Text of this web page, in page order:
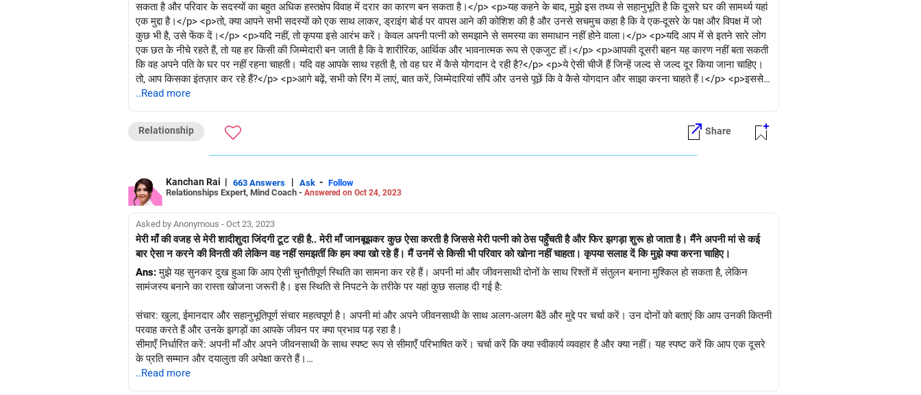
सकता है और परिवार के सदस्यों का बहुत अधिक हस्तक्षेप विवाह में दरार का कारण बन सकता है।</p> <p>यह कहने के बाद, मुझे इस तथ्य से सहानुभूति है कि दूसरे घर की सामर्थ्य यहां
एक मुद्दा है।</p> <p>तो, क्या आपने सभी सदस्यों को एक साथ लाकर, ड्राइंग बोर्ड पर वापस आने की कोशिश की है और उनसे सचमुच कहा है कि वे एक-दूसरे के पक्ष और विपक्ष में जो
कुछ भी है, उसे फेंक दें।</p> <p>यदि नहीं, तो कृपया इसे आरंभ करें। केवल अपनी पत्नी को समझाने से समस्या का समाधान नहीं होने वाला।</p> <p>यदि आप में से इतने सारे लोग
एक छत के नीचे रहते हैं, तो यह हर किसी की जिम्मेदारी बन जाती है कि वे शारीरिक, आर्थिक और भावनात्मक रूप से एकजुट हों।</p> <p>आपकी दूसरी बहन यह कारण नहीं बता सकती
कि वह अपने पति के घर पर नहीं रहना चाहती। यदि वह आपके साथ रहती है, तो वह घर में कैसे योगदान दे रही है?</p> <p>ये ऐसी चीजें हैं जिन्हें जल्द से जल्द दूर किया जाना चाहिए।
तो, आप किसका इंतज़ार कर रहे हैं?</p> <p>आगे बढ़ें, सभी को रिंग में लाएं, बात करें, जिम्मेदारियां सौंपें और उनसे पूछें कि वे कैसे योगदान और साझा करना चाहते हैं।</p> <p>इससे
आपकी पत्नी को भी यह एहसास होगा कि आप परवाह करते हैं, लेकिन उसे आपकी वित्तीय स्थिति के बारे में भी जानना होगा।</p> <p>शुभकामनाएं!</p>
..Read more
Relationship Share
Kanchan Rai | 663 Answers | Ask - Follow
Relationships Expert, Mind Coach - Answered on Oct 24, 2023
Asked by Anonymous - Oct 23, 2023
मेरी माँ की वजह से मेरी शादीशुदा जिंदगी टूट रही है.. मेरी माँ जानबूझकर कुछ ऐसा करती है जिससे मेरी पत्नी को ठेस पहुँचती है और फिर झगड़ा शुरू हो जाता है। मैंने अपनी मां से कई
बार ऐसा न करने की विनती की लेकिन वह नहीं समझतीं कि हम क्या खो रहे हैं। मैं उनमें से किसी भी परिवार को खोना नहीं चाहता। कृपया सलाह दें कि मुझे क्या करना चाहिए।
Ans:मुझे यह सुनकर दुख हुआ कि आप ऐसी चुनौतीपूर्ण स्थिति का सामना कर रहे हैं। अपनी मां और जीवनसाथी दोनों के साथ रिश्तों में संतुलन बनाना मुश्किल हो सकता है, लेकिन
सामंजस्य बनाने का रास्ता खोजना जरूरी है। इस स्थिति से निपटने के तरीके पर यहां कुछ सलाह दी गई है:
संचार: खुला, ईमानदार और सहानुभूतिपूर्ण संचार महत्वपूर्ण है। अपनी मां और अपने जीवनसाथी के साथ अलग-अलग बैठें और मुद्दे पर चर्चा करें। उन दोनों को बताएं कि आप उनकी कितनी
परवाह करते हैं और उनके झगड़ों का आपके जीवन पर क्या प्रभाव पड़ रहा है।
सीमाएँ निर्धारित करें: अपनी माँ और अपने जीवनसाथी के साथ स्पष्ट रूप से सीमाएँ परिभाषित करें। चर्चा करें कि क्या स्वीकार्य व्यवहार है और क्या नहीं। यह स्पष्ट करें कि आप एक दूसरे
के प्रति सम्मान और दयालुता की अपेक्षा करते हैं।
परामर्श या मध्यस्थता: यदि सीधे संचार से समस्या का समाधान नहीं होता है, तो बातचीत में मध्यस्थता करने के लिए किसी तटस्थ तीसरे पक्ष, जैसे पारिवारिक चिकित्सक या परामर्शदाता, को
..Read more